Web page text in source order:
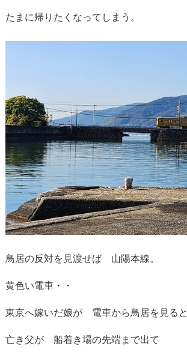
たまに帰りたくなってしまう。
鳥居の反対を見渡せば 山陽本線。
黄色い電車・・
東京へ嫁いだ娘が 電車から鳥居を見ると
亡き父が 船着き場の先端まで出て